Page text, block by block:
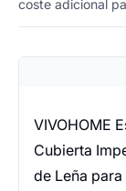
coste adicional
VIVOHOME
Cubierta
de Leña